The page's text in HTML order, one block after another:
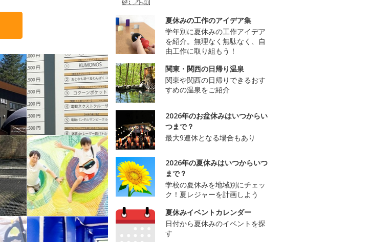
夏休みの工作のアイデア集
学年別に夏休みの工作アイデア
を紹介。無理なく無駄なく、自
由工作に取り組もう！
関東・関西の日帰り温泉
関東や関西の日帰りできるおす
すめの温泉をご紹介
2026年のお盆休みはいつからい
つまで？
最大9連休となる場合もあり
2026年の夏休みはいつからいつ
まで？
学校の夏休みを地域別にチェッ
ク！夏レジャーを計画しよう
夏休みイベントカレンダー
日付から夏休みのイベントを探
す